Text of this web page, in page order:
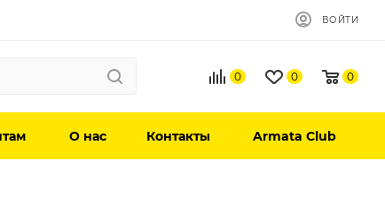
ВОЙТИ
0 0 0
О нас Контакты Armata Club